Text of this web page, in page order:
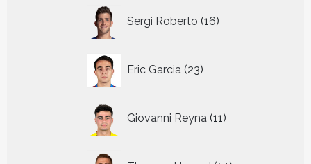
Sergi Roberto 16
producten
Eric Garcia 23
producten
Giovanni Reyna 11
producten